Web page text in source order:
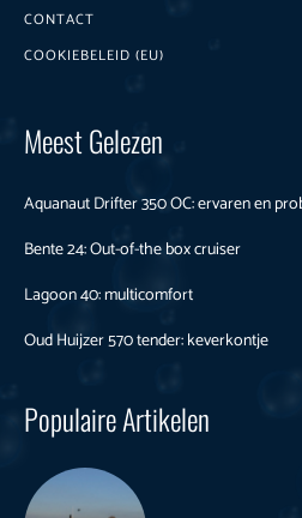
CONTACT
COOKIEBELEID (EU)
Meest Gelezen
Aquanaut Drifter 350 OC: ervaren en
Bente 24: Out-of-the box cruiser
Lagoon 40: multicomfort
Oud Huijzer 570 tender: keverkontje
Populaire Artikelen